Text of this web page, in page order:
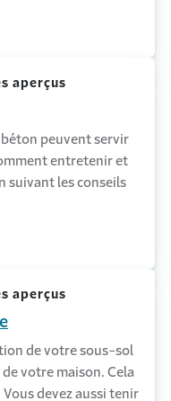
aperçus
béton peuvent servir
entretenir et
suivant les conseils
aperçus
de votre sous-sol
votre maison. Cela
devez aussi tenir